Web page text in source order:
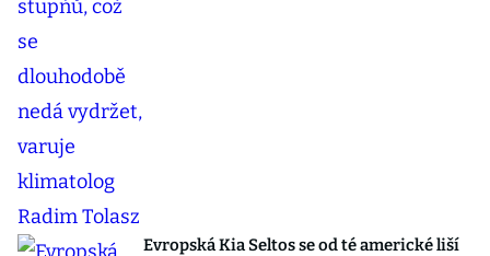
Evropská Kia Seltos se od té americké liší